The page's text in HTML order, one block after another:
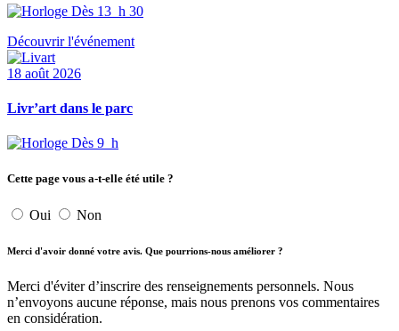
Dès 13 h 30
Découvrir l'événement
18 août 2026
Livr’art dans le parc
Dès 9 h
Cette page vous a-t-elle été utile ?
Oui Non
Merci d'avoir donné votre avis. Que pourrions-nous améliorer ?
Merci d'éviter d’inscrire des renseignements personnels. Nous
n’envoyons aucune réponse, mais nous prenons vos commentaires
en considération.